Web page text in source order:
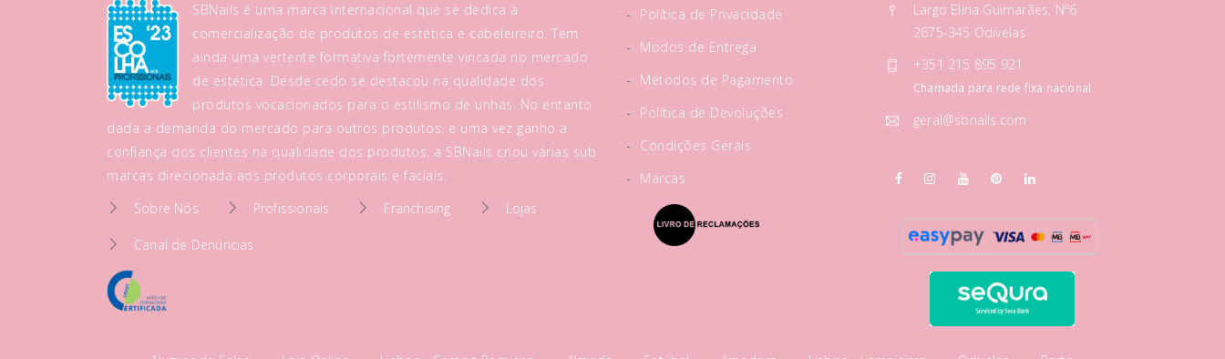
SBNails é uma marca internacional que se dedica à
comercialização de produtos de estética e cabeleireiro. Tem
ainda uma vertente formativa fortemente vincada no mercado
de estética. Desde cedo se destacou na qualidade dos
produtos vocacionados para o estilismo de unhas. No entanto
dada a demanda do mercado para outros produtos, e uma vez ganho a
confiança dos clientes na qualidade dos produtos, a SBNails criou várias sub
marcas direcionada aos produtos corporais e faciais.
Sobre Nós
Profissionais Franchising Lojas
Canal de Denúncias
-
Política de Privacidade
-
Modos de Entrega
-
Métodos de Pagamento
-
Política de Devoluções
-
Condições Gerais
-
Marcas
Largo Elina Guimarães, Nº6
2675-345 Odivelas
+351 215 895 921
Chamada para rede fixa nacional
geral@sbnails.com